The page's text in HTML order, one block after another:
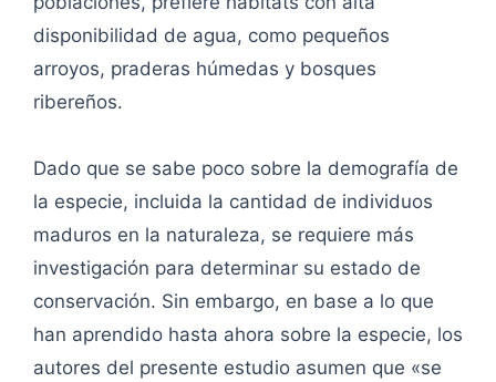
disponibilidad de agua, como pequeños
arroyos, praderas húmedas y bosques
ribereños.
Dado que se sabe poco sobre la demografía de
la especie, incluida la cantidad de individuos
maduros en la naturaleza, se requiere más
investigación para determinar su estado de
conservación. Sin embargo, en base a lo que
han aprendido hasta ahora sobre la especie, los
autores del presente estudio asumen que «se